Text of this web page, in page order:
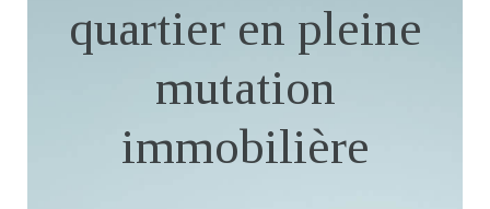
quartier en pleine
mutation
immobilière